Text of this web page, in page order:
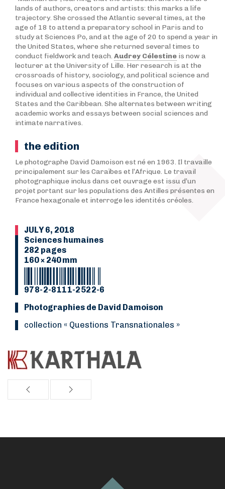
lands of authors, creators and artists: this marks a life
trajectory. She crossed the Atlantic several times, at the
age of 18 to attend a preparatory school in Paris and to
study at Sciences Po, and at the age of 20 to spend a year in
the United States, where she returned several times to
conduct fieldwork and teach. Audrey Célestine is now a
lecturer at the University of Lille. Her research is at the
crossroads of history, sociology, and political science and
focuses on various aspects of the construction of
individual and collective identities in France, the United
States and the Caribbean. She alternates between writing
academic works and essays between social sciences and
intimate narratives.
the edition
Le photographe David Damoison est né en 1963. Il travaille
principalement sur les Caraïbes et l’Afrique. Le travail
photographique inclus dans cet ouvrage est issu d’un
projet portant sur les populations des Antilles présentes en
France hexagonale et interroge les identités créoles.
JULY 6, 2018
Sciences humaines
282 pages
160 × 240 mm
978-2-8111-2522-6
Photographies de David Damoison
collection « Questions Transnationales »